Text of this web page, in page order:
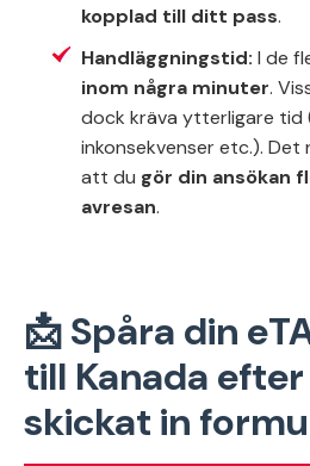
kopplad till ditt pass.
Handläggningstid: I de
inom några minuter.
dock kräva ytterligare tid
inkonsekvenser etc.).
att du gör din ansökan
avresan.
📩 Spåra din
till Kanada
skickat in